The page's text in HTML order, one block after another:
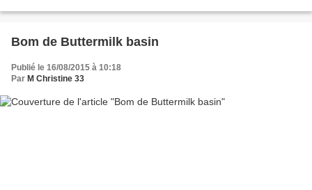
Bom de Buttermilk basin
Publié le 16/08/2015 à 10:18
Par M Christine 33